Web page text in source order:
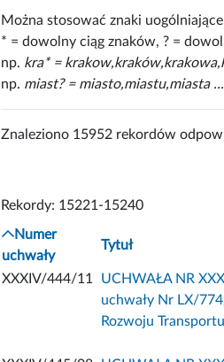
Można stosować znaki
* = dowolny ciąg znaków, ? =
np. kra* =
np. miast? = miasto,miastu,miasta ...
Znaleziono 15952 rekordów
Rekordy: 15221-15240
Numer
uchwały
Tytuł
XXXIV/444/11
UCHWAŁA NR
uchwały Nr LX/
Rozwoju